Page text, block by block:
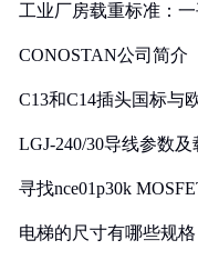
工业厂房载重标准：
CONOSTAN公司简介
C13和C14插头国标与
LGJ-240/30导线参数
寻找nce01p30k
电梯的尺寸有哪些规格